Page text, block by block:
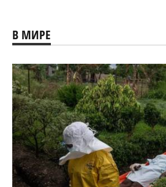
В МИРЕ